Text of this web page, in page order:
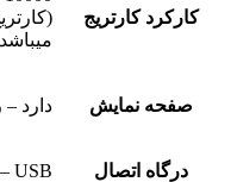
کارکرد کارتریج
صفحه نمایش دارد
درگاه اتصال USB – یو اس بی